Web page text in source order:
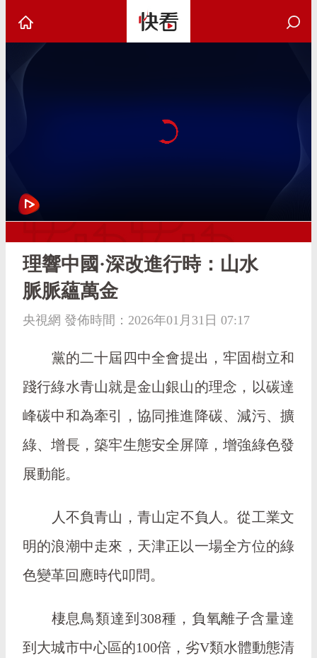
理響中國·深改進行時：山水
脈脈蘊萬金
央視網 發佈時間：2026年01月31日 07:17
黨的二十屆四中全會提出，牢固樹立和
踐行綠水青山就是金山銀山的理念，以碳達
峰碳中和為牽引，協同推進降碳、減污、擴
綠、增長，築牢生態安全屏障，增強綠色發
展動能。
人不負青山，青山定不負人。從工業文
明的浪潮中走來，天津正以一場全方位的綠
色變革回應時代叩問。
棲息鳥類達到308種，負氧離子含量達
到大城市中心區的100倍，劣V類水體動態清